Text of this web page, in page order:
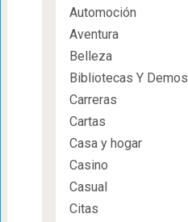
Automoción
Aventura
Belleza
Bibliotecas Y Demos
Carreras
Cartas
Casa y hogar
Casino
Casual
Citas